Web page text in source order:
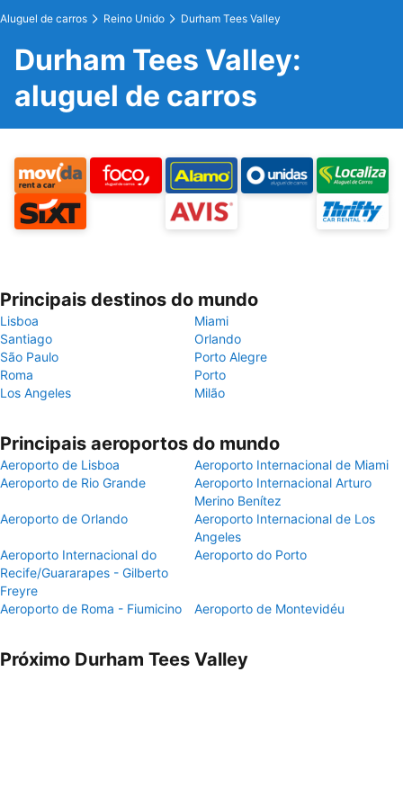
Aluguel de carros Reino Unido Durham Tees Valley
Durham Tees Valley:
aluguel de carros
Principais destinos do mundo
Lisboa
Miami
Santiago
Orlando
São Paulo
Porto Alegre
Roma
Porto
Los Angeles
Milão
Principais aeroportos do mundo
Aeroporto de Lisboa
Aeroporto Internacional de Miami
Aeroporto de Rio Grande
Aeroporto Internacional Arturo
Merino Benítez
Aeroporto de Orlando
Aeroporto Internacional de Los
Angeles
Aeroporto Internacional do
Recife/Guararapes - Gilberto
Freyre
Aeroporto do Porto
Aeroporto de Roma - Fiumicino Aeroporto de Montevidéu
Próximo Durham Tees Valley